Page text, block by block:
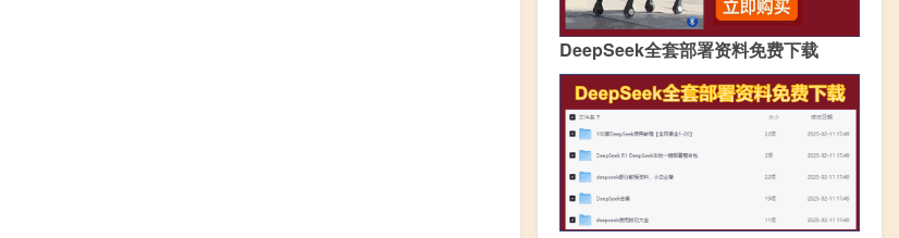
DeepSeek全套部署资料免费下载